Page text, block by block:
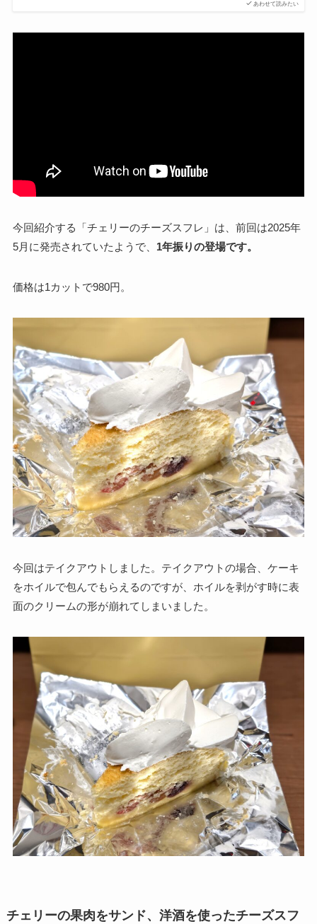
あわせて読みたい
今回紹介する「チェリーのチーズスフレ」は、前回は2025年
5月に発売されていたようで、 1年振りの登場です。
価格は1カットで980円。
今回はテイクアウトしました。テイクアウトの場合、ケーキ
をホイルで包んでもらえるのですが、ホイルを剥がす時に表
面のクリームの形が崩れてしまいました。
チェリーの果肉をサンド、洋酒を使ったチーズスフ